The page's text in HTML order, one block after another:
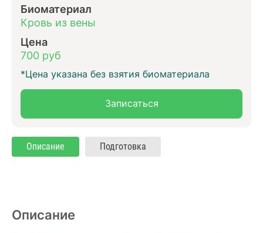
Биоматериал
Кровь из вены
Цена
700 руб
*Цена указана без взятия биоматериала
Записаться
Описание Подготовка
Описание